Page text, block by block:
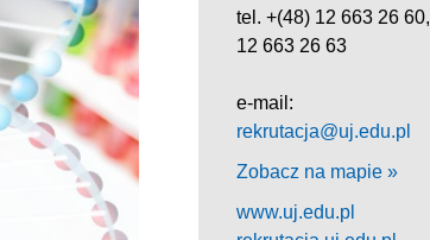
tel. +(48) 12 663 26 60,
12 663 26 63
e-mail:
rekrutacja@uj.edu.pl
Zobacz na mapie »
www.uj.edu.pl